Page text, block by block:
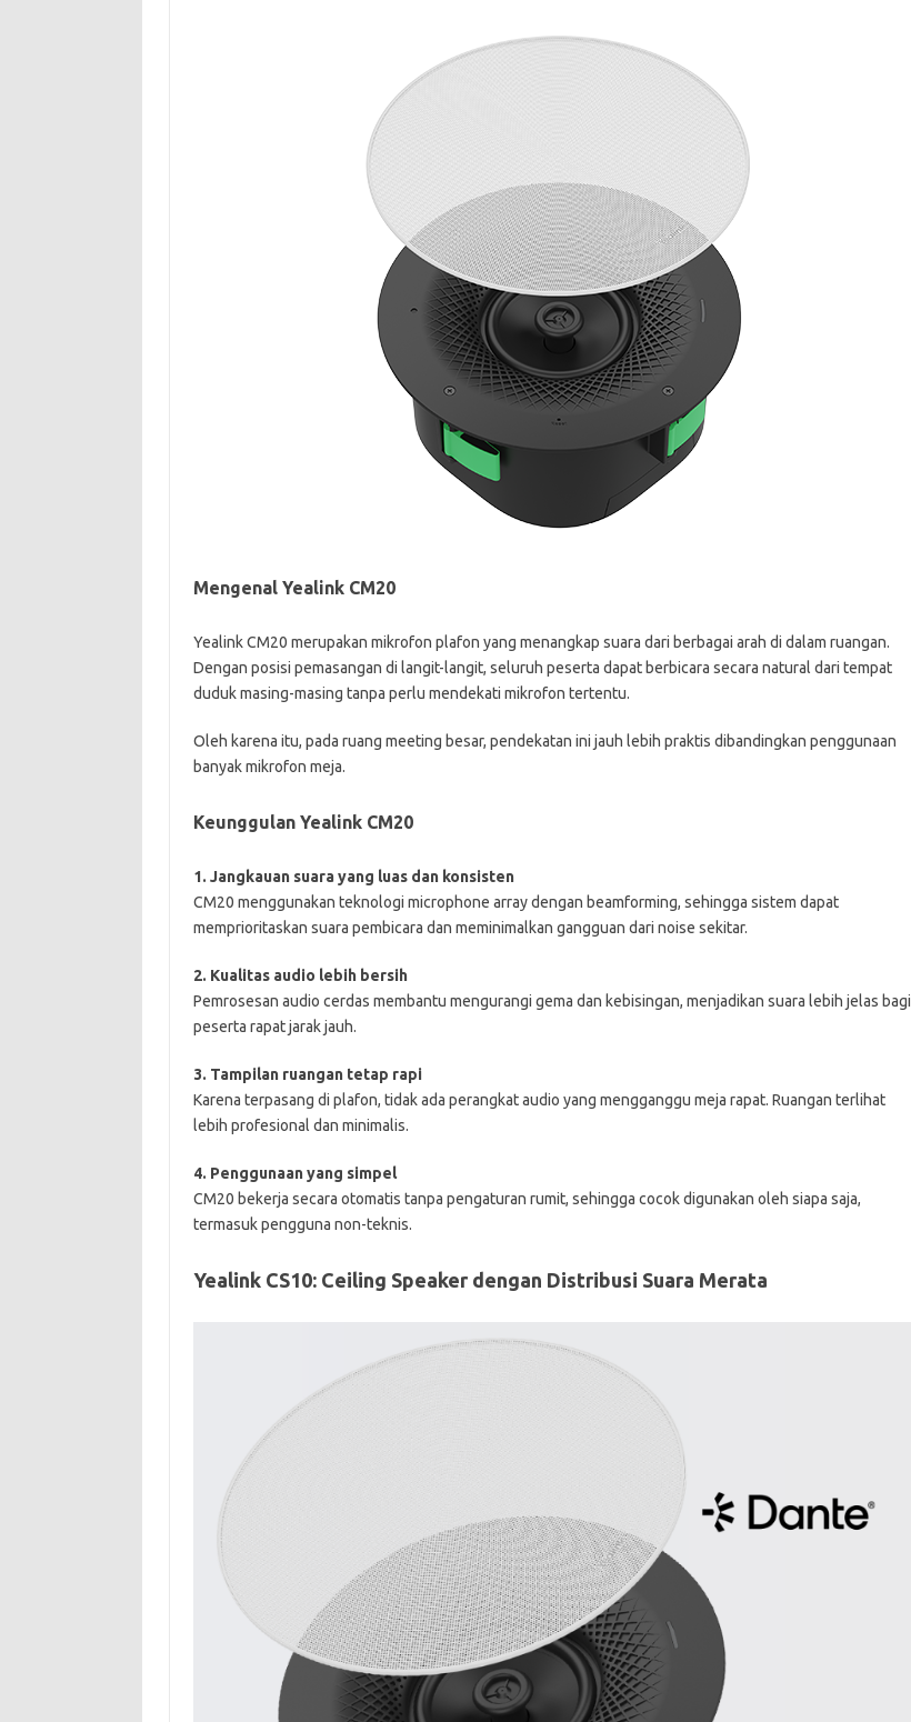
Mengenal Yealink CM20
Yealink CM20 merupakan mikrofon plafon yang menangkap suara dari berbagai arah di dalam ruangan.
Dengan posisi pemasangan di langit-langit, seluruh peserta dapat berbicara secara natural dari tempat
duduk masing-masing tanpa perlu mendekati mikrofon tertentu.
Oleh karena itu, pada ruang meeting besar, pendekatan ini jauh lebih praktis dibandingkan penggunaan
banyak mikrofon meja.
Keunggulan Yealink CM20
1. Jangkauan suara yang luas dan konsisten
CM20 menggunakan teknologi microphone array dengan beamforming, sehingga sistem dapat
memprioritaskan suara pembicara dan meminimalkan gangguan dari noise sekitar.
2. Kualitas audio lebih bersih
Pemrosesan audio cerdas membantu mengurangi gema dan kebisingan, menjadikan suara lebih jelas bagi
peserta rapat jarak jauh.
3. Tampilan ruangan tetap rapi
Karena terpasang di plafon, tidak ada perangkat audio yang mengganggu meja rapat. Ruangan terlihat
lebih profesional dan minimalis.
4. Penggunaan yang simpel
CM20 bekerja secara otomatis tanpa pengaturan rumit, sehingga cocok digunakan oleh siapa saja,
termasuk pengguna non-teknis.
Yealink CS10: Ceiling Speaker dengan Distribusi Suara Merata